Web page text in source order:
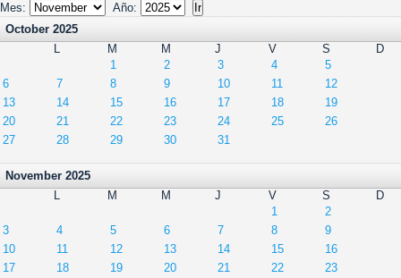
Mes:
Año:
October 2025
L
M M J V S
D
1
2 3 4
5
6
7 8 9 10 11
12
13
14 15 16 17 18
19
20
21 22 23 24 25
26
27
28 29 30 31
November 2025
L
M M J V S
D
1
2
3
4 5 6 7 8
9
10
11 12 13 14 15
16
17
18 19 20 21 22 23